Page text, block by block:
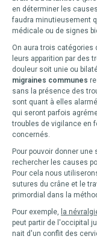
en déterminer les
faudra minutieusement
médicale ou de signes
On aura trois catégories
leurs apparition par des
douleur soit unie ou
migraines communes
sans la présence des
sont quant à elles
qui seront parfois
troubles de vigilance en
concernés.
Pour pouvoir donner
rechercher les causes
Pour cela nous
sutures du crâne et le
primordial dans la
Pour exemple, la
peut partir de l'occipital
nait d'un conflit des